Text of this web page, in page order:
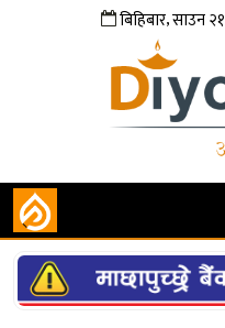
बिहिबार,साउन२१